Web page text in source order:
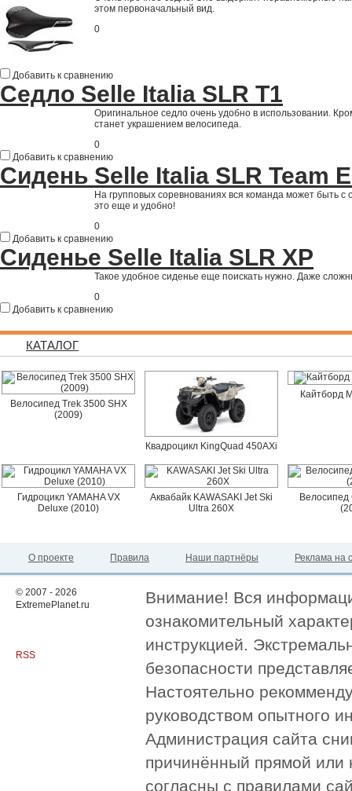
этом первоначальный вид.
0
Добавить к сравнению
Седло Selle Italia SLR T1
Оригинальное седло очень удобно в использовании.
станет украшением велосипеда.
0
Добавить к сравнению
Сидень Selle Italia SLR Team
На групповых соревнованиях вся команда может быть
это еще и удобно!
0
Добавить к сравнению
Сиденье Selle Italia SLR XP
Такое удобное сиденье еще поискать нужно. Даже
0
Добавить к сравнению
КАТАЛОГ
Велосипед Trek 3500 SHX
(2009)
Квадроцикл KingQuad 450AXi
Кайтборд
Гидроцикл YAMAHA VX
Deluxe (2010)
Аквабайк KAWASAKI Jet Ski
Ultra 260X
Велосипед
О проекте Правила Наши партнёры Реклама на
© 2007 - 2026
ExtremePlanet.ru
RSS
Внимание! Вся
ознакомительный
инструкцией.
безопасности
Настоятельно
руководством опытного
Администрация сайта
причинённый прямой или
согласны с правилами